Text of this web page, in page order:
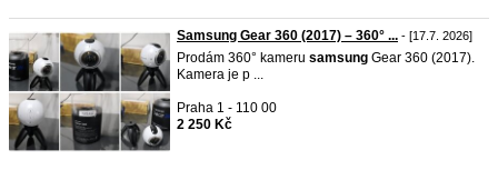
Samsung Gear 360 (2017) – 360° ... - [17.7. 2026]
Prodám 360° kameru samsung Gear 360 (2017).
Kamera je p ...
Praha 1 - 110 00
2 250 Kč